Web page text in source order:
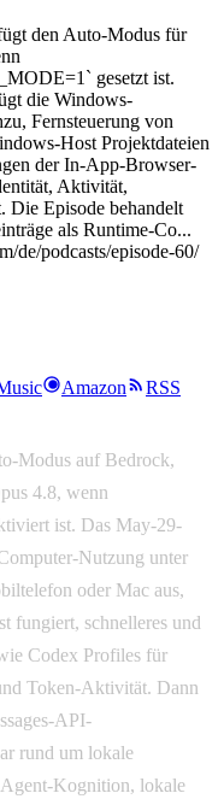
den Auto-Modus für
gesetzt ist.
die Windows-
Fernsteuerung von
Host Projektdateien
der In-App-Browser-
Aktivität,
Die Episode behandelt
als Runtime-Co...
de/podcasts/episode-60/
Amazon RSS
Modus auf Bedrock,
4.8, wenn
ist. Das May-29-
Nutzung unter
oder Mac aus,
fungiert, schnelleres und
Codex Profiles für
Token-Aktivität. Dann
API-
rund um lokale
Agent-Kognition, lokale